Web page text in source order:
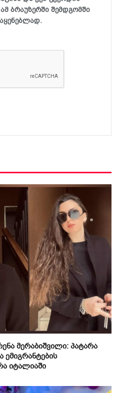
ბრაუზერში შემდგომში
მერაბიშვილი: პატარა
ემიგრანტების
იტალიაში